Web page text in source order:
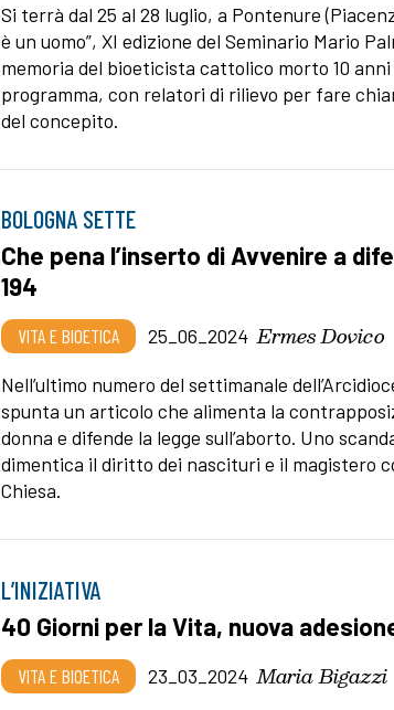
Si terrà dal 25 al 28 luglio, a Pontenure
è un uomo”, XI edizione del Seminario Mario
memoria del bioeticista cattolico morto 10 anni
programma, con relatori di rilievo per fare
del concepito.
BOLOGNA SETTE
Che pena l’inserto di Avvenire a
194
VITA E BIOETICA 25_06_2024 Ermes Dovico
Nell’ultimo numero del settimanale
spunta un articolo che alimenta la
donna e difende la legge sull’aborto. Uno
dimentica il diritto dei nascituri e il magistero
Chiesa.
L’INIZIATIVA
40 Giorni per la Vita, nuova
VITA E BIOETICA 23_03_2024 Maria Bigazzi